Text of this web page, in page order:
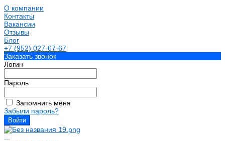
О компании
Контакты
Вакансии
Отзывы
Блог
+7 (952) 027-67-67
Заказать звонок
Логин
Пароль
Запомнить меня
Забыли пароль?